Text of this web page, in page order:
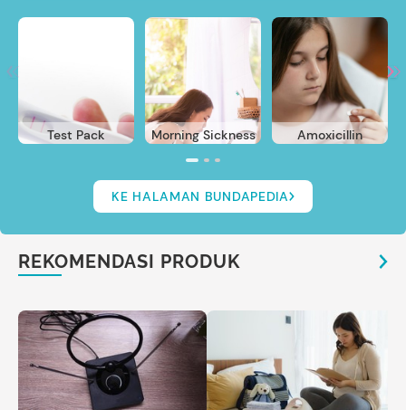
Test Pack Morning Sickness Amoxicillin
KE HALAMAN BUNDAPEDIA
REKOMENDASI PRODUK